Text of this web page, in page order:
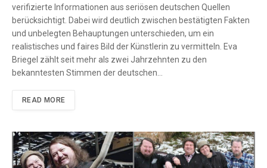
verifizierte Informationen aus seriösen deutschen Quellen
berücksichtigt. Dabei wird deutlich zwischen bestätigten Fakten
und unbelegten Behauptungen unterschieden, um ein
realistisches und faires Bild der Künstlerin zu vermitteln. Eva
Briegel zählt seit mehr als zwei Jahrzehnten zu den
bekanntesten Stimmen der deutschen…
READ MORE